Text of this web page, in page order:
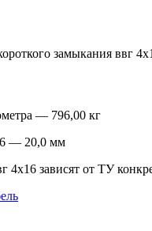
замыкания ввг
— 796,00 кг
— 20,0 мм
зависят от ТУ